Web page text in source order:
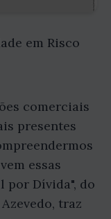
em Risco
comerciais
presentes
essas
por Dívida", do
traz